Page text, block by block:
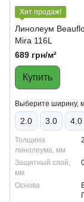
Хит продаж!
Линолеум
Mira 116L
689 грн/м²
Купить
Выберите ширину,
2.0 3.0 4.0
Толщина
линолеума, мм
2
Защитный слой,
мм
Основа